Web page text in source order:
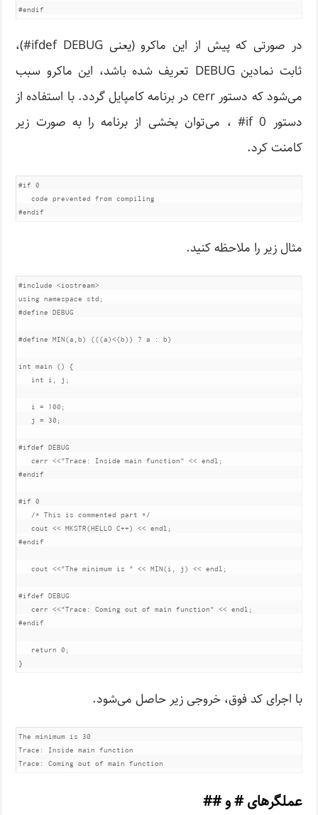
#endif
در صورتی که پیش از این ماکرو (یعنی ifdef DEBUG#)،
ثابت نمادین DEBUG تعریف شده باشد، این ماکرو سبب
می‌شود که دستور cerr در برنامه کامپایل گردد. با استفاده از
دستور 0 if# ، می‌توان بخشی از برنامه را به صورت زیر
کامنت کرد.
#if 0
   code prevented from compiling
#endif
مثال زیر را ملاحظه کنید.
#include
<iostream>
using namespace std ;
#define
DEBUG
#define MIN(a ,b) (((a)<(b)) ? a : b)
int main ()
{
int
i j ;
   i
= 100 ;
   j
= 30 ;
#ifdef
DEBUG
   cerr
<<"Trace: Inside main function" << endl ;
#endif
#if 0
/* This is commented part */
   cout
<< MKSTR(HELLO C++) << endl ;
#endif
   cout
<<"The minimum is " << MIN(i j ) << endl ;
#ifdef
DEBUG
   cerr
<<"Trace: Coming out of main function" << endl ;
#endif
return 0 ;
}
با اجرای کد فوق، خروجی زیر حاصل می‌شود.
The minimum is 30
Trace: Inside main function
عملگرهای # و ##